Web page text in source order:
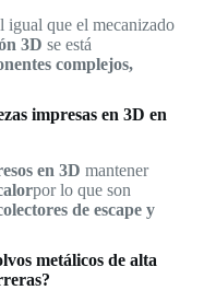
que el mecanizado
3D se está
complejos,
impresas en 3D en
en 3D mantener
por lo que son
de escape y
metálicos de alta